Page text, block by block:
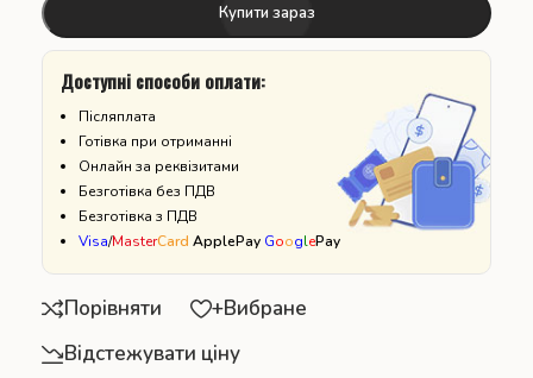
Купити зараз
Доступні способи оплати:
Післяплата
Готівка при отриманні
Онлайн за реквізитами
Безготівка без ПДВ
Безготівка з ПДВ
Visa/MasterCard ApplePay GooglePay
Порівняти
+Вибране
Відстежувати ціну